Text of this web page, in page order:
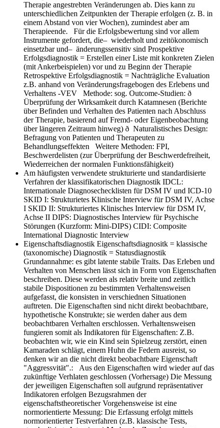
Therapie angestrebten Veränderungen ab. Dies kann zu
unterschiedlichen Zeitpunkten der Therapie erfolgen (z. B. in
einem Abstand von vier Wochen), zumindest aber am
Therapieende. Für die Erfolgsbewertung sind vor allem
Instrumente gefordert, die– wiederholt und zeitökonomisch
einsetzbar und– änderungssensitiv sind Prospektive
Erfolgsdiagnostik = Erstellen einer Liste mit konkreten Zielen
(mit Ankerbeispielen) vor und zu Beginn der Therapie
Retrospektive Erfolgsdiagnostik = Nachträgliche Evaluation
z.B. anhand von Veränderungsfragebogen des Erlebens und
Verhaltens -VEV Methode: sog. Outcome-Studien: ð
Überprüfung der Wirksamkeit durch Katamnesen (Berichte
über Befinden und Verhalten des Patienten nach Abschluss
der Therapie, basierend auf Fremd- oder Eigenbeobachtung
über längeren Zeitraum hinweg) ð Naturalistisches Design:
Befragung von Patienten und Therapeuten zu
Behandlungseffekten Weitere Methoden: FPI,
Beschwerdelisten (zur Überprüfung der Beschwerdefreiheit,
Wiederreichen der normalen Funktionsfähigkeit)
Am häufigsten verwendete strukturierte und standardisierte
Verfahren der klassifikatorischen Diagnostik IDCL:
Internationale Diagnosechecklisten für DSM IV und ICD-10
SKID I: Strukturietes Klinische Interview für DSM IV, Achse
I SKID II: Strukturiertes Klinisches Interview für DSM IV,
Achse II DIPS: Diagnostisches Interview für Psychische
Störungen (Kurzform: Mini-DIPS) CIDI: Composite
International Diagnostic Interview
Eigenschaftsdiagnostik Eigenschaftsdiagnositk = klassische
(taxonomische) Diagnostik = Statusdiagnostik
Grundannahme: es gibt latente stabile Traits. Das Erleben und
Verhalten von Menschen lässt sich in Form von Eigenschaften
beschreiben. Diese werden als relativ breite und zeitlich
stabile Dispositionen zu bestimmten Verhaltensweisen
aufgefasst, die konsisten in verschiednen Situationen
auftreten. Die Eigenschaften sind nicht direkt beobachtbare,
hypothetische Konstrukte; sie werden daher aus dem
beobachtbaren Verhalten erschlossen. Verhaltensweisen
fungieren somit als Indikatoren für Eigenschaften: Z.B.
beobachten wir, wie ein Kind sein Spielzeug zerstört, einen
Kamaraden schlägt, einem Huhn die Federn ausreist, so
denken wir an die nicht direkt beobachtbare Eigenschaft
"Aggressvität".: Aus den Eigenschaften wird wieder auf das
zukünftige Verhlaten geschlossen (Vorhersage) Die Messung
der jeweiligen Eigenschaften soll aufgrund repräsentativer
Indikatoren erfolgen Bezugsrahmen der
eigenschaftstheoretischer Vorgehensweise ist eine
normorientierte Messung: Die Erfassung erfolgt mittels
normorientierter Testverfahren (z.B. klassische Tests,